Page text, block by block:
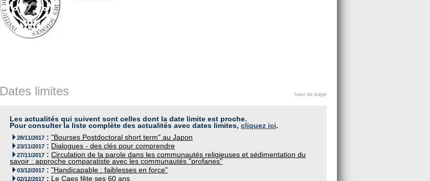
Dates limites haut de page
Les actualités qui suivent sont celles dont la date limite est proche.
Pour consulter la liste complète des actualités avec dates limites, cliquez ici.
28/11/2017 : "Bourses Postdoctoral short term" au Japon
23/11/2017 : Dialogues - des clés pour comprendre
27/11/2017 : Circulation de la parole dans les communautés religieuses et sédimentation du
savoir : approche comparatiste avec les communautés "profanes"
03/12/2017 : "Handicapable : faiblesses en force"
02/12/2017 : Le Caes fête ses 60 ans